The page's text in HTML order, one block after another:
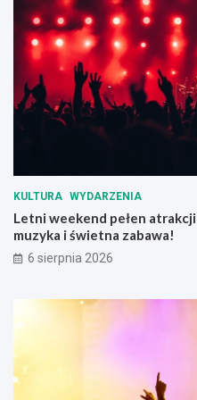
k
u
m
z
k
a
l
t
p
u
p
a
ł
KULTURA WYDARZENIA
Letni weekend pełen
muzyka i świetna zabawa!
6 sierpnia 2026